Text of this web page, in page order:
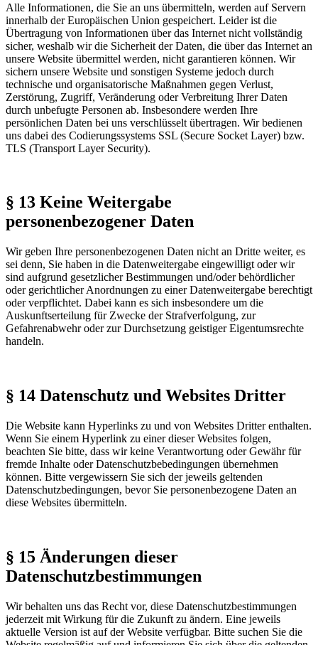
Alle Informationen, die Sie an uns übermitteln, werden auf Servern
innerhalb der Europäischen Union gespeichert. Leider ist die
Übertragung von Informationen über das Internet nicht vollständig
sicher, weshalb wir die Sicherheit der Daten, die über das Internet an
unsere Website übermittel werden, nicht garantieren können. Wir
sichern unsere Website und sonstigen Systeme jedoch durch
technische und organisatorische Maßnahmen gegen Verlust,
Zerstörung, Zugriff, Veränderung oder Verbreitung Ihrer Daten
durch unbefugte Personen ab. Insbesondere werden Ihre
persönlichen Daten bei uns verschlüsselt übertragen. Wir bedienen
uns dabei des Codierungssystems SSL (Secure Socket Layer) bzw.
TLS (Transport Layer Security).
§ 13 Keine Weitergabe
personenbezogener Daten
Wir geben Ihre personenbezogenen Daten nicht an Dritte weiter, es
sei denn, Sie haben in die Datenweitergabe eingewilligt oder wir
sind aufgrund gesetzlicher Bestimmungen und/oder behördlicher
oder gerichtlicher Anordnungen zu einer Datenweitergabe berechtigt
oder verpflichtet. Dabei kann es sich insbesondere um die
Auskunftserteilung für Zwecke der Strafverfolgung, zur
Gefahrenabwehr oder zur Durchsetzung geistiger Eigentumsrechte
handeln.
§ 14 Datenschutz und Websites Dritter
Die Website kann Hyperlinks zu und von Websites Dritter enthalten.
Wenn Sie einem Hyperlink zu einer dieser Websites folgen,
beachten Sie bitte, dass wir keine Verantwortung oder Gewähr für
fremde Inhalte oder Datenschutzbebedingungen übernehmen
können. Bitte vergewissern Sie sich der jeweils geltenden
Datenschutzbedingungen, bevor Sie personenbezogene Daten an
diese Websites übermitteln.
§ 15 Änderungen dieser
Datenschutzbestimmungen
Wir behalten uns das Recht vor, diese Datenschutzbestimmungen
jederzeit mit Wirkung für die Zukunft zu ändern. Eine jeweils
aktuelle Version ist auf der Website verfügbar. Bitte suchen Sie die